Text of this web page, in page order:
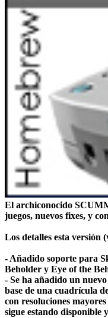
El archiconocido
juegos, nuevos fixes, y
Los detalles esta versión
- Añadido soporte para
Beholder y Eye of the
- Se ha añadido un
base de una cuadrícula
con resoluciones
sigue estando disponible